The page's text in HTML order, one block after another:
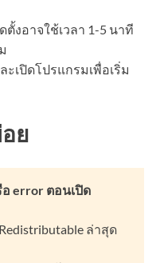
งอาจใช้เวลา 1-5 นาที
ะเปิดโปรแกรมเพื่อเริ่ม
ย
error ตอนเปิด
ล่าสุด